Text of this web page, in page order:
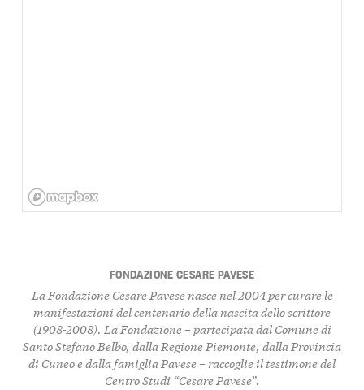
FONDAZIONE CESARE PAVESE
La Fondazione Cesare Pavese nasce nel 2004 per curare le
manifestazioni del centenario della nascita dello scrittore
(1908-2008). La Fondazione – partecipata dal Comune di
Santo Stefano Belbo, dalla Regione Piemonte, dalla Provincia
di Cuneo e dalla famiglia Pavese – raccoglie il testimone del
Centro Studi “Cesare Pavese”.